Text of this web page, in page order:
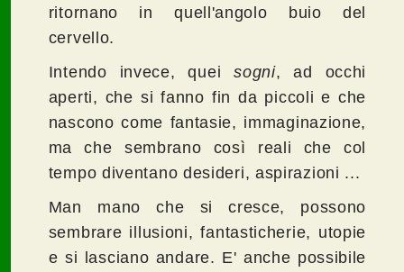
ritornano in quell'angolo buio del
cervello.
Intendo invece, queisogni, ad occhi
aperti, che si fanno fin da piccoli e che
nascono come fantasie, immaginazione,
ma che sembrano così reali che col
tempo diventano desideri, aspirazioni ...
Man mano che si cresce, possono
sembrare illusioni, fantasticherie, utopie
e si lasciano andare. E' anche possibile